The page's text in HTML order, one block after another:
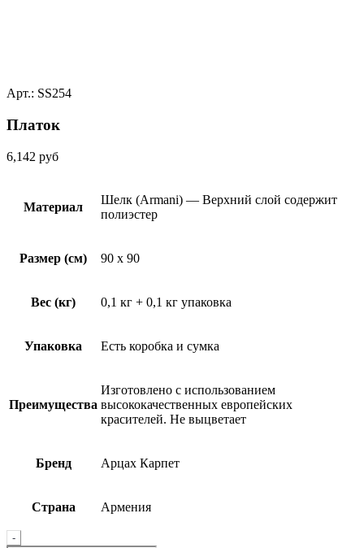
Арт.: SS254
Платок
6,142 руб
Материал
Шелк (Armani) — Верхний слой содержит
полиэстер
Размер (см) 90 x 90
Вес (кг) 0,1 кг + 0,1 кг упаковка
Упаковка Есть коробка и сумка
Преимущества
Изготовлено с использованием
высококачественных европейских
красителей. Не выцветает
Бренд Арцах Карпет
Страна Армения
Quantity
-